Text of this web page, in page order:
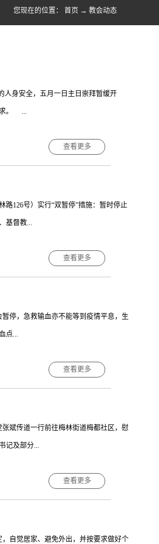
您现在的位置： 首页 → 教会动态
人身安全，五月一日主日崇拜暂缓开
求。 ...
查看更多
路126号）实行“双暂停”措施：暂时停止
基督教...
实行“双暂停”措施。 特此通知。
查看更多
停，急救输血亦不能等到疫情平息，生
点...
基督教和平堂 深圳市基督
件和注意事项：1、年龄：18－60
热、腹泻及服用药物等情况。...
查看更多
斌传道一行前往梅林街道梅都社区，慰
记及部分...
，工作人员每天早上8点到夜晚12点轮
区工作者始终坚守岗位，成为城市的守
持社区核酸采样及社区防疫工作，积极
查看更多
自觉居家、避免外出，并按要求做好个